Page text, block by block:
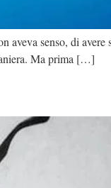
senso, di avere
Ma prima […]